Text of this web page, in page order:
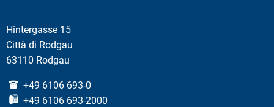
Hintergasse 15
Città di Rodgau
63110 Rodgau
+49 6106 693-0
+49 6106 693-2000